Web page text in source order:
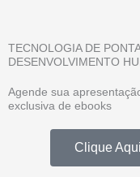
TECNOLOGIA DE
DESENVOLVIMENTO
Agende sua
exclusiva de ebooks
Clique